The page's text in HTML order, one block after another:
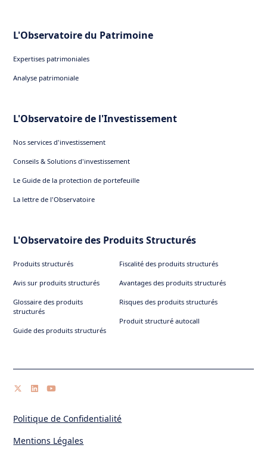
L'Observatoire du Patrimoine
Expertises patrimoniales
Analyse patrimoniale
L'Observatoire de l'Investissement
Nos services d'investissement
Conseils & Solutions d'investissement
Le Guide de la protection de portefeuille
La lettre de l'Observatoire
L'Observatoire des Produits Structurés
Produits structurés
Avis sur produits structurés
Glossaire des produits
structurés
Guide des produits structurés
Fiscalité des produits structurés
Avantages des produits structurés
Risques des produits structurés
Produit structuré autocall
Politique de Confidentialité
Mentions Légales